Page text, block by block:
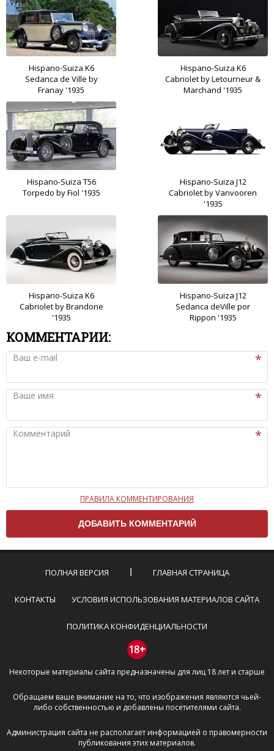
Hispano-Suiza K6
Sedanca de Ville by
Franay '1935
Hispano-Suiza K6
Cabriolet by Letourneur &
Marchand '1935
Hispano-Suiza T56
Torpedo by Fiol '1935
Hispano-Suiza J12
Cabriolet by Vanvooren
'1935
Hispano-Suiza K6
Cabriolet by Brandone
'1935
Hispano-Suiza J12
Sedanca deVille por
Rippon '1935
КОММЕНТАРИИ:
Ваш e-mail
Ваше имя
Комментарий
Чтобы ваш комментарий был опубликован на сайте,
вам нужно придерживаться следующих правил:
Комментарий не может быть слишком
короткой — избегайте односложных и чисто
эмоциональных высказываний.
Не стоит отклоняться от предмета обсуждения.
Пожалуйста, не используйте в комментарие
призывы к насилию и высказывания,
направленные на разжигание расовой,
межнациональной и религиозной розни —
пожалейте наших модераторов, они кстати
очень славные ребята, поверьте.
буквами.
Не копируйте рецензии с других сайтов, нам
важно именно ваше мнение.
Не размещайте рекламу!
ПРАВИЛА КОММЕНТИРОВАНИЯ
ПОЛНАЯ ВЕРСИЯ ГЛАВНАЯ СТРАНИЦА
КОНТАКТЫ УСЛОВИЯ ИСПОЛЬЗОВАНИЯ МАТЕРИАЛОВ САЙТА
ПОЛИТИКА КОНФИДЕНЦИАЛЬНОСТИ
18+
Некоторые материалы сайта предназначены для лиц 18 лет и старше
Обращаем ваше внимание на то, что изображения являются чьей-
либо собственностью и добавлены посетителями сайта.
Администрация сайта не располагает информацией о правомерности
публикования этих материалов.